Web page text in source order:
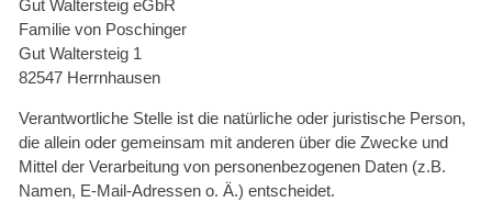
Gut Waltersteig eGbR
Familie von Poschinger
Gut Waltersteig 1
82547 Herrnhausen
Verantwortliche Stelle ist die natürliche oder juristische Person,
die allein oder gemeinsam mit anderen über die Zwecke und
Mittel der Verarbeitung von personenbezogenen Daten (z.B.
Namen, E-Mail-Adressen o. Ä.) entscheidet.